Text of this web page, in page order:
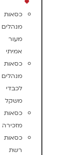
כסאות
מנהלים
מעור
אמיתי
כסאות
מנהלים
לכבדי
משקל
כסאות
מזכירה
כסאות
רשת